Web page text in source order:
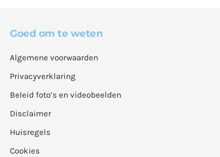
Goed om te weten
Algemene voorwaarden
Privacyverklaring
Beleid foto’s en videobeelden
Disclaimer
Huisregels
Cookies